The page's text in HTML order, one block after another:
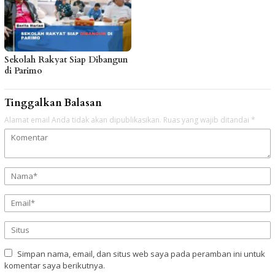
Sekolah Rakyat Siap Dibangun
di Parimo
Tinggalkan Balasan
Alamat email Anda tidak akan dipublikasikan. Ruas yang wajib ditandai *
Simpan nama, email, dan situs web saya pada peramban ini untuk
komentar saya berikutnya.